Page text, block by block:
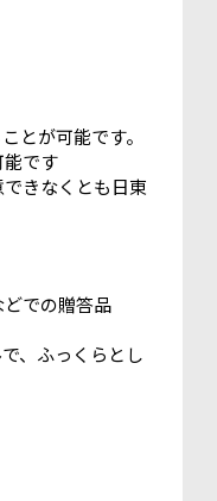
とが可能です。
です
きなくとも日東
での贈答品
、ふっくらとし